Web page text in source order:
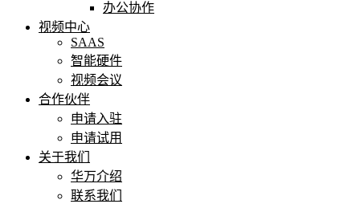
办公协作
视频中心
SAAS
智能硬件
视频会议
合作伙伴
申请入驻
申请试用
关于我们
华万介绍
联系我们